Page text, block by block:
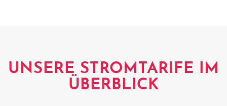
UNSERE STROMTARIFE IM
ÜBERBLICK